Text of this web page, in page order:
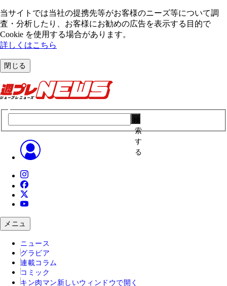
当サイトでは当社の提携先等がお客様のニーズ等について調
査・分析したり、お客様にお勧めの広告を表⽰する⽬的で
Cookie を使⽤する場合があります。
詳しくはこちら
閉じる
索
す
る
メニュ
ニュース
グラビア
連載コラム
コミック
キン肉マン 新しいウィンドウで開く